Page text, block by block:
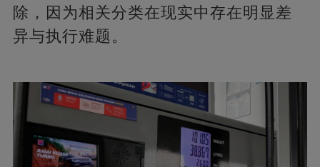
除，因为相关分类在现实中存在明显差
异与执行难题。